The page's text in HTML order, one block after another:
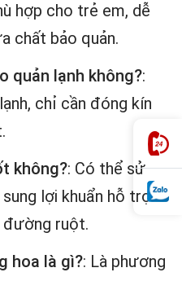
hợp cho trẻ em, dễ
chất bảo quản.
quản lạnh không?:
chỉ cần đóng kín
không?: Có thể sử
lợi khuẩn hỗ trợ
đường ruột.
hoa là gì?: Là phương